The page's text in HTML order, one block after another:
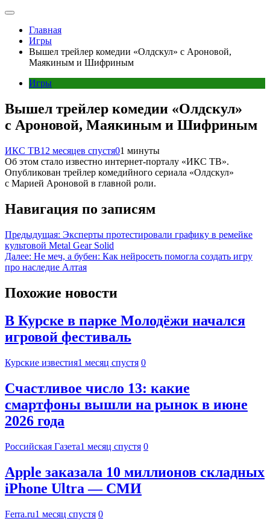
Главная
Игры
Вышел трейлер комедии «Олдскул» с Ароновой,
Маякиным и Шифриным
Игры
Вышел трейлер комедии «Олдскул»
с Ароновой, Маякиным и Шифриным
ИКС ТВ12 месяцев спустя01 минуты
Об этом стало известно интернет-порталу «ИКС ТВ».
Опубликован трейлер комедийного сериала «Олдскул»
с Марией Ароновой в главной роли.
Навигация по записям
Предыдущая: Эксперты протестировали графику в ремейке
культовой Metal Gear Solid
Далее: Не меч, а бубен: Как нейросеть помогла создать игру
про наследие Алтая
Похожие новости
В Курске в парке Молодёжи начался
игровой фестиваль
Курские известия1 месяц спустя 0
Счастливое число 13: какие
смартфоны вышли на рынок в июне
2026 года
Российская Газета1 месяц спустя 0
Apple заказала 10 миллионов складных
iPhone Ultra — СМИ
Ferra.ru1 месяц спустя 0